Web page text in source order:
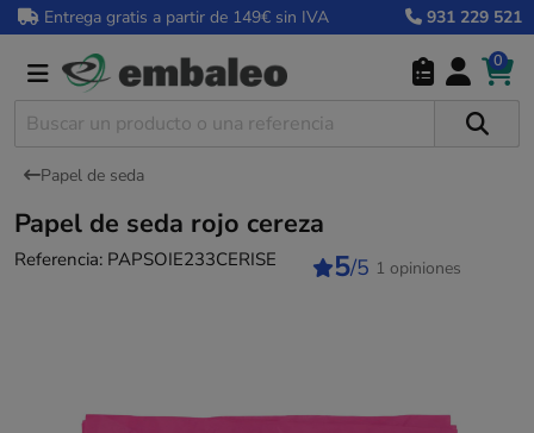
Entrega gratis a partir de 149€ sin IVA 931 229 521
0
Papel de seda
Papel de seda rojo cereza
Referencia: PAPSOIE233CERISE 5/5 1 opiniones